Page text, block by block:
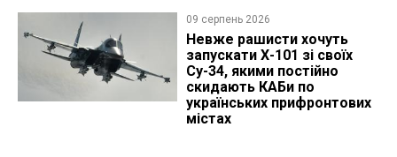
09 серпень 2026
Невже рашисти хочуть
запускати Х-101 зі своїх
Су-34, якими постійно
скидають КАБи по
українських прифронтових
містах